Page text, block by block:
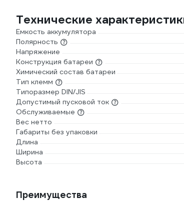
Технические
Емкость аккумулятора
Полярность
Напряжение
Конструкция батареи
Химический состав батареи
Тип клемм
Типоразмер DIN/JIS
Допустимый пусковой ток
Обслуживаемые
Вес нетто
Габариты без упаковки
Длина
Ширина
Высота
Преимущества